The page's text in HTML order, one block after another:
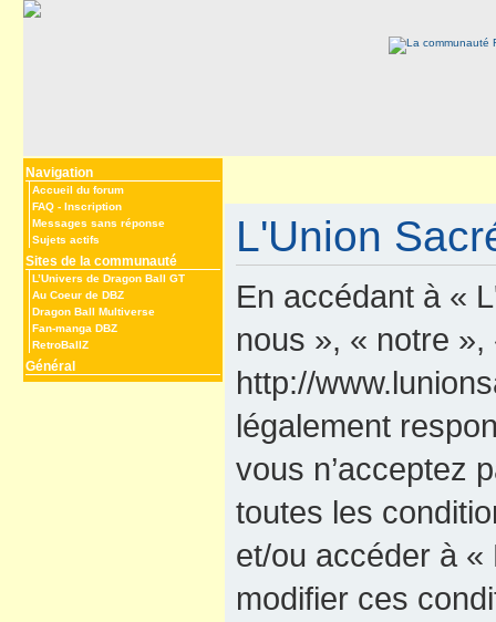
Navigation
Accueil du forum
FAQ - Inscription
Messages sans réponse
Sujets actifs
Sites de la communauté
L’Univers de Dragon Ball GT
Au Coeur de DBZ
Dragon Ball Multiverse
Fan-manga DBZ
RetroBallZ
Général
L'Union
En accédant à «
nous », « notre
http://
légalement
vous n’acceptez
toutes les
et/ou accéder à
modifier ces